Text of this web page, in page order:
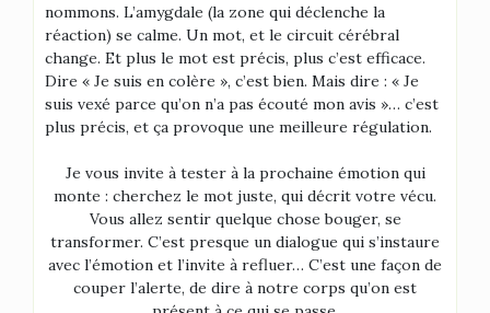
nommons. L’amygdale (la zone qui déclenche la
réaction) se calme. Un mot, et le circuit cérébral
change. Et plus le mot est précis, plus c’est efficace.
Dire « Je suis en colère », c’est bien. Mais dire : « Je
suis vexé parce qu’on n’a pas écouté mon avis »… c’est
plus précis, et ça provoque une meilleure régulation.
Je vous invite à tester à la prochaine émotion qui
monte : cherchez le mot juste, qui décrit votre vécu.
Vous allez sentir quelque chose bouger, se
transformer. C’est presque un dialogue qui s’instaure
avec l’émotion et l’invite à refluer… C’est une façon de
couper l’alerte, de dire à notre corps qu’on est